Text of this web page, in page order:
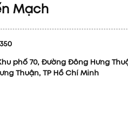
Mạch
phố 70, Đường Đông Hưng
Thuận, TP Hồ Chí Minh